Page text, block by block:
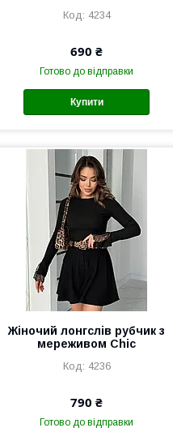
4234
690 ₴
Готово до відправки
Купити
Жіночий лонгслів рубчик з
мереживом Chic
4236
790 ₴
Готово до відправки